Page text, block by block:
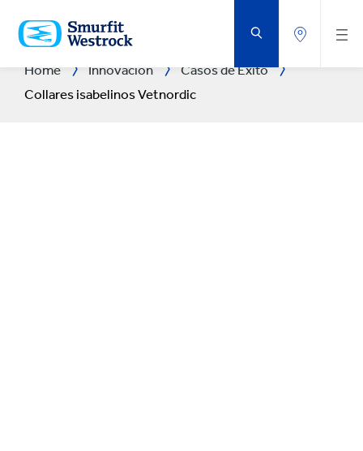
AL
CONTENIDO
PRINCIPAL
Home Innovación
Casos de Éxito
Collares isabelinos Vetnordic